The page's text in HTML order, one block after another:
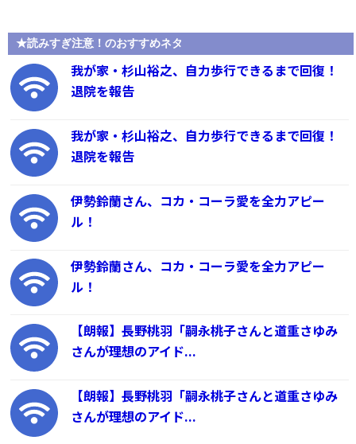
★読みすぎ注意！のおすすめネタ
我が家・杉山裕之、自力歩行できるまで回復！
退院を報告
我が家・杉山裕之、自力歩行できるまで回復！
退院を報告
伊勢鈴蘭さん、コカ・コーラ愛を全力アピー
ル！
伊勢鈴蘭さん、コカ・コーラ愛を全力アピー
ル！
【朗報】長野桃羽「嗣永桃子さんと道重さゆみ
さんが理想のアイド...
【朗報】長野桃羽「嗣永桃子さんと道重さゆみ
さんが理想のアイド...